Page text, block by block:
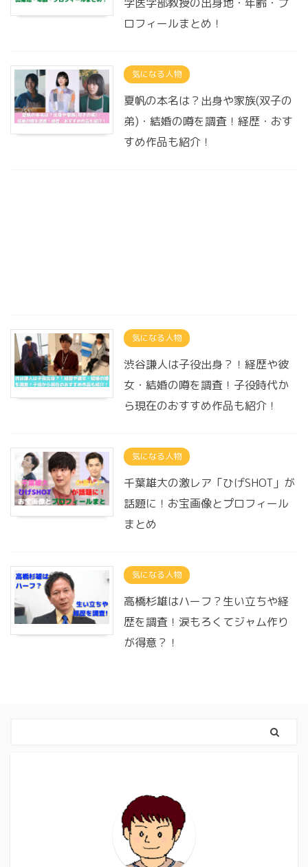
ロフィールまとめ！
気になる人物
夏帆の本名は？出身や家族(双子の
弟)・結婚の噂を調査！経歴・おす
すめ作品も紹介！
気になる人物
渋谷謙人は子役出身？！経歴や彼
女・結婚の噂を調査！子役時代か
ら現在のおすすめ作品も紹介！
気になる人物
千葉雄大の激レア「ひげSHOT」が
話題に！お宝画像とプロフィール
まとめ
気になる人物
高橋杉雄はハーフ？生い立ちや経
歴を調査！涙もろくてジャム作り
が得意？！